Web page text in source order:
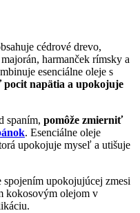
cédrové drevo,
harmanček rímsky a
esenciálne oleje s
napätia a upokojuje
spaním, pomôže zmierniť
. Esenciálne oleje
upokojuje myseľ a utišuje
upokojujúcej zmesi
kokosovým olejom v